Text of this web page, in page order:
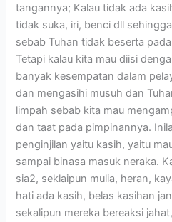
tangannya; Kalau tidak ada
tidak suka, iri, benci dll
sebab Tuhan tidak beserta
Tetapi kalau kita mau diisi
banyak kesempatan dalam
dan mengasihi musuh dan
limpah sebab kita mau
dan taat pada pimpinannya.
penginjilan yaitu kasih, yaitu
sampai binasa masuk neraka.
sia2, seklaipun mulia, heran,
hati ada kasih, belas kasihan
sekalipun mereka bereaksi